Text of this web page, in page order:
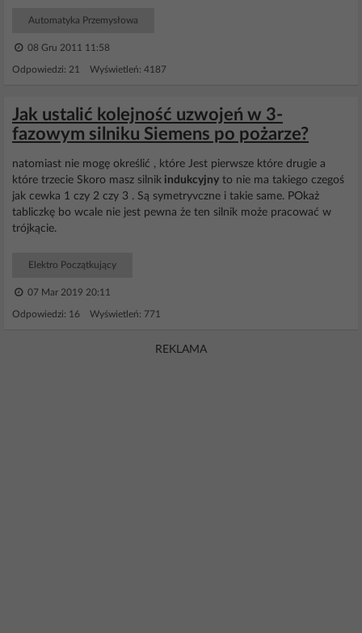
Automatyka Przemysłowa
08 Gru 2011 11:58
Odpowiedzi: 21 Wyświetleń: 4187
Jak ustalić kolejność uzwojeń w 3-
fazowym silniku Siemens po pożarze?
natomiast nie mogę określić , które Jest pierwsze które drugie a
które trzecie Skoro masz silnik indukcyjny to nie ma takiego czegoś
jak cewka 1 czy 2 czy 3 . Są symetryvczne i takie same. POkaż
tabliczkę bo wcale nie jest pewna że ten silnik może pracować w
trójkącie.
Elektro Początkujący
07 Mar 2019 20:11
Odpowiedzi: 16 Wyświetleń: 771
REKLAMA